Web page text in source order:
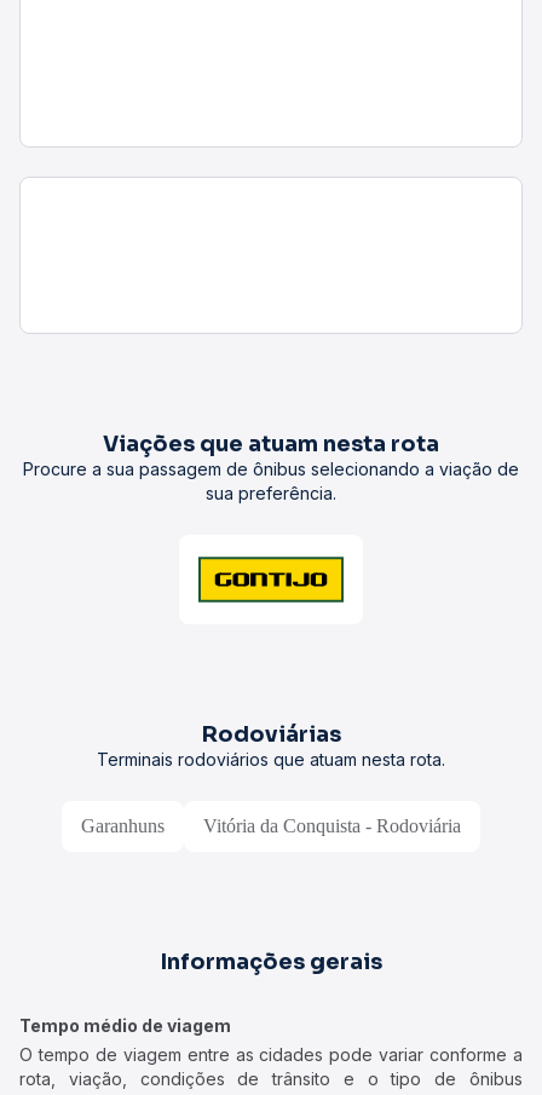
Viações que atuam nesta rota
Procure a sua passagem de ônibus selecionando a viação de
sua preferência.
Rodoviárias
Terminais rodoviários que atuam nesta rota.
Garanhuns Vitória da Conquista - Rodoviária
Informações gerais
Tempo médio de viagem
O tempo de viagem entre as cidades pode variar conforme a
rota, viação, condições de trânsito e o tipo de ônibus